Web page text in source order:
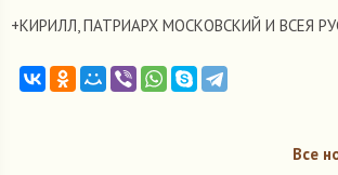
+КИРИЛЛ, ПАТРИАРХ МОСКОВСКИЙ И ВСЕЯ
Все